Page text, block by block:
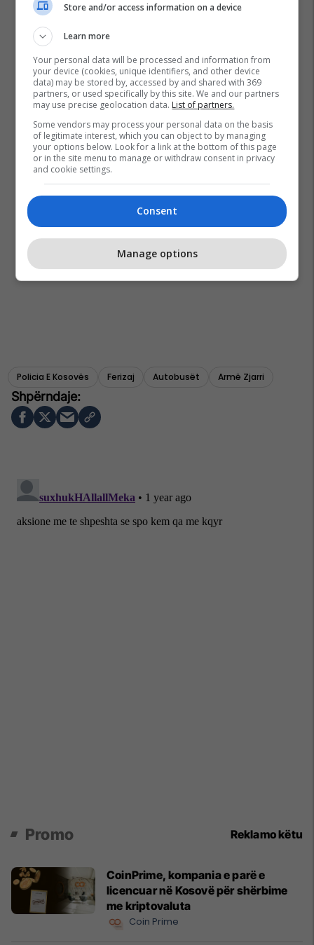
Policia E Kosovës Ferizaj Autobusët Armë Zjarri
Promo Reklamo këtu
CoinPrime, kompania e parë e
licencuar në Kosovë për shërbime
me kriptovaluta
Coin Prime
Store and/or access information on a device
Learn more
Your personal data will be processed and information from
your device (cookies, unique identifiers, and other device
data) may be stored by, accessed by and shared with 369
partners, or used specifically by this site. We and our partners
may use precise geolocation data. List of partners.
Some vendors may process your personal data on the basis
of legitimate interest, which you can object to by managing
your options below. Look for a link at the bottom of this page
or in the site menu to manage or withdraw consent in privacy
and cookie settings.
Consent
Manage options